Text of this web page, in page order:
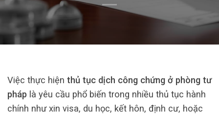
Việc thực hiện thủ tục dịch công chứng ở phòng tư
pháp là yêu cầu phổ biến trong nhiều thủ tục hành
chính như xin visa, du học, kết hôn, định cư, hoặc